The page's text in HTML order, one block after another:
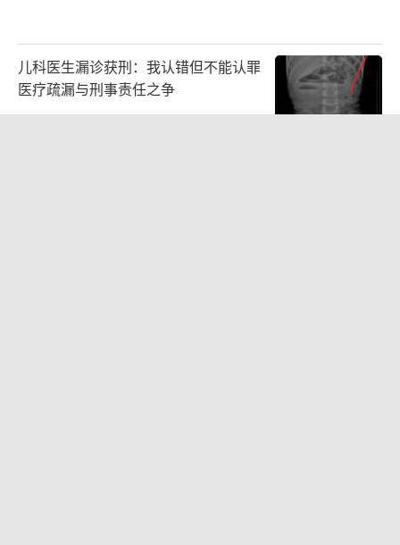
儿科医生漏诊获刑：我认错但不能认罪
医疗疏漏与刑事责任之争
2026-08-06 13:45:15